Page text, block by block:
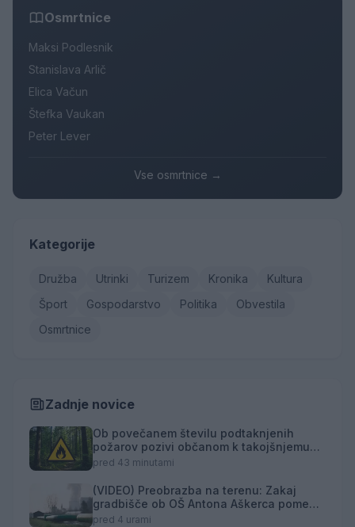
Osmrtnice
Maksi Podlesnik
Stanislava Arlič
Elica Vačun
Štefka Vaukan
Peter Lever
Vse osmrtnice →
Kategorije
Družba Utrinki Turizem Kronika
Kultura
Šport
Gospodarstvo Politika
Obvestila
Osmrtnice
Zadnje novice
Ob povečanem številu podtaknjenih
požarov pozivi občanom k takojšnjemu
obveščanju policije
pred 43 minutami
(VIDEO) Preobrazba na terenu: Zakaj
gradbišče ob OŠ Antona Aškerca pomeni
naložbo v prihodnost?
pred 4 urami